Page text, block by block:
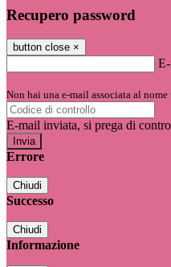
Recupero password
button close ×
Non hai una e-mail associata al
E-mail inviata, si prega di
Errore
Chiudi
Successo
Chiudi
Informazione